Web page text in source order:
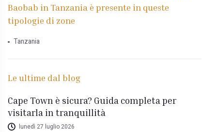
Baobab in Tanzania è presente in queste
tipologie di zone
Tanzania
Le ultime dal blog
Cape Town è sicura? Guida completa per
visitarla in tranquillità
lunedì 27 luglio 2026